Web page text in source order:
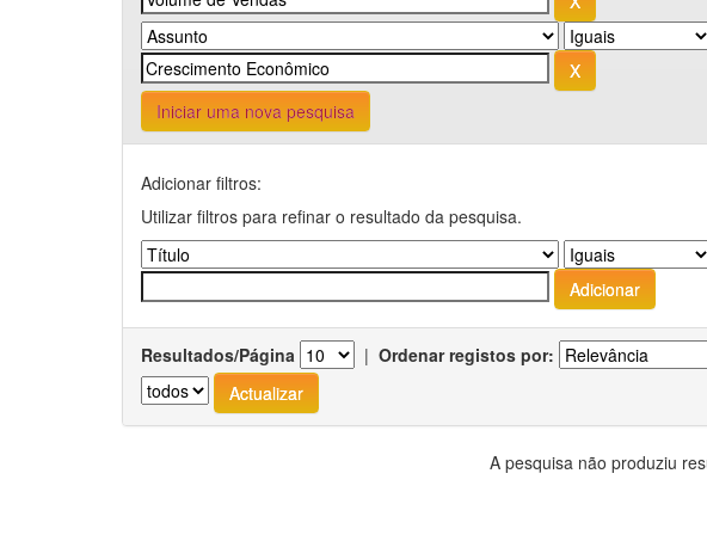
Iniciar uma nova pesquisa
Adicionar filtros:
Utilizar filtros para refinar o resultado da pesquisa.
Resultados/Página | Ordenar registos por:
A pesquisa não produziu